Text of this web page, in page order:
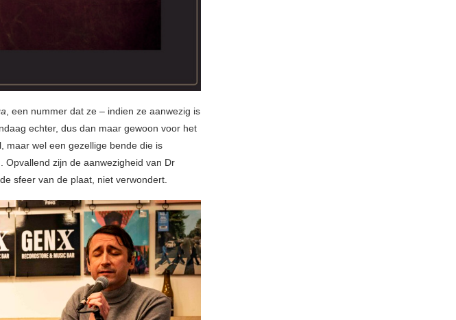
, een nummer dat ze – indien ze aanwezig is
echter, dus dan maar gewoon voor het
maar wel een gezellige bende die is
Opvallend zijn de aanwezigheid van Dr
sfeer van de plaat, niet verwondert.